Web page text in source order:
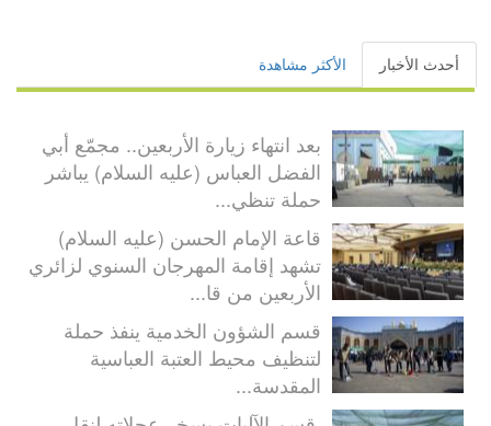
أحدث الأخبار الأكثر مشاهدة
بعد انتهاء زيارة الأربعين.. مجمّع أبي
الفضل العباس (عليه السلام) يباشر
حملة تنظي...
قاعة الإمام الحسن (عليه السلام)
تشهد إقامة المهرجان السنوي لزائري
الأربعين من قا...
قسم الشؤون الخدمية ينفذ حملة
لتنظيف محيط العتبة العباسية
المقدسة...